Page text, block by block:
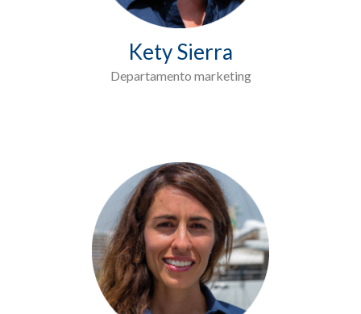
Kety Sierra
Departamento marketing